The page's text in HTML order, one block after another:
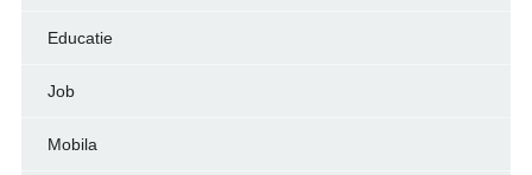
Educatie
Job
Mobila